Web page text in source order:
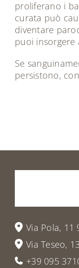
proliferano i
curata può
diventare
puoi insorgere
Se
persistono,
Via Pola, 11
Via Teseo,
+39 095